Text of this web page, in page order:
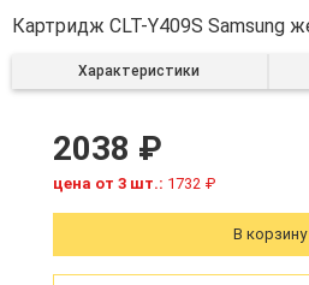
Картридж CLT-Y409S
Характеристики
2038 ₽
цена от 3 шт.: 1732 ₽
В корзину